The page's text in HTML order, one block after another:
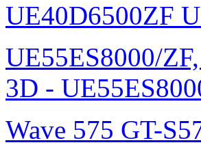
UE40D6500ZF
UE55ES8000/
3D -
Wave 575 GT-